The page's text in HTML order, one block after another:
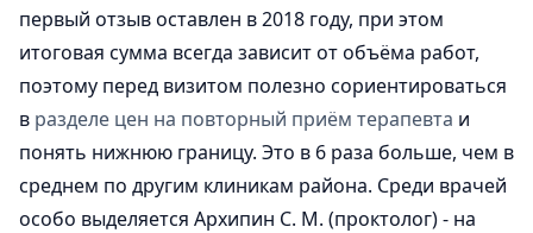
первый отзыв оставлен в 2018 году, при этом
итоговая сумма всегда зависит от объёма работ,
поэтому перед визитом полезно сориентироваться
в разделе цен на повторный приём терапевта и
понять нижнюю границу. Это в 6 раза больше, чем в
среднем по другим клиникам района. Среди врачей
особо выделяется Архипин С. М. (проктолог) - на